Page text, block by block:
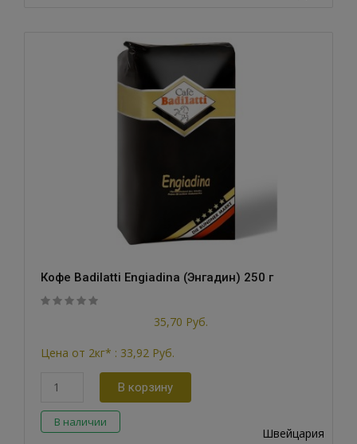
Кофе Badilatti Engiadina (Энгадин) 250 г
35,70 Руб.
on
ratings
В наличии
Цена от 2кг* : 33,92 Руб.
В корзину
Швейцария